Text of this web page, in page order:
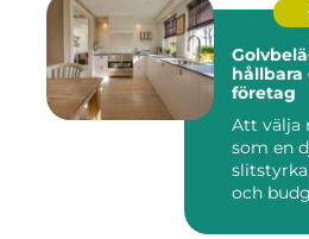
hållbara
företag
Att välja
som en
och